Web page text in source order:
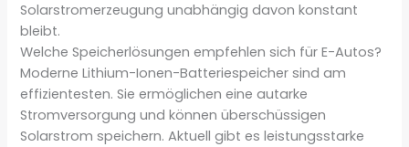
Solarstromerzeugung unabhängig davon konstant
bleibt.
Welche Speicherlösungen empfehlen sich für E-Autos?
Moderne Lithium-Ionen-Batteriespeicher sind am
effizientesten. Sie ermöglichen eine autarke
Stromversorgung und können überschüssigen
Solarstrom speichern. Aktuell gibt es leistungsstarke